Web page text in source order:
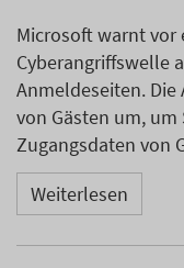
Microsoft warnt
Cyberangriffswelle
Anmeldeseiten.
von Gästen um,
Zugangsdaten von
Weiterlesen